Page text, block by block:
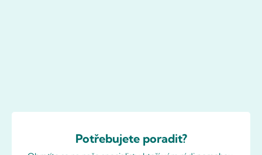
Potřebujete poradit?